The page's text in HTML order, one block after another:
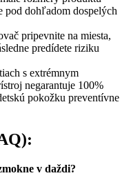
pod dohľadom dospelých
pripevnite na miesta,
predídete riziku
s extrémnym
negarantuje 100%
pokožku preventívne
v daždi?